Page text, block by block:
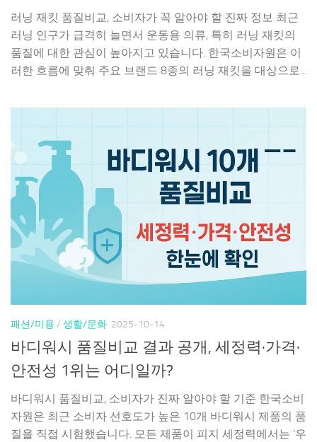
러닝 재킷 품질비교, 소비자가 꼭 알아야 할 진짜 정보 최근
러닝 인구가 급격히 늘면서 운동용 의류, 특히 러닝 재킷의
품질에 대한 관심이 높아지고 있습니다. 한국소비자원은 이
러한 흐름에 맞춰 주요 브랜드 8종의 러닝 재킷을 대상으로...
패션/미용 / 생활/문화 2025-10-14
바디워시 품질비교 결과 공개, 세정력·가격·
안전성 1위는 어디일까?
바디워시 품질비교, 소비자가 진짜 알아야 할 기준 한국소비
자원은 최근 소비자 선호도가 높은 10개 바디워시 제품의 품
질을 직접 시험했습니다. 모든 제품이 피지 세정력에서는 ‘우